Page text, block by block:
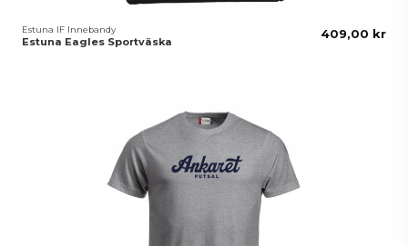
Estuna IF Innebandy
Estuna Eagles Sportväska
409,00 kr